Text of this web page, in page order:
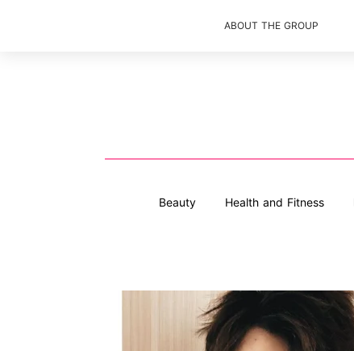
ABOUT THE GROUP
Beauty Health and Fitness